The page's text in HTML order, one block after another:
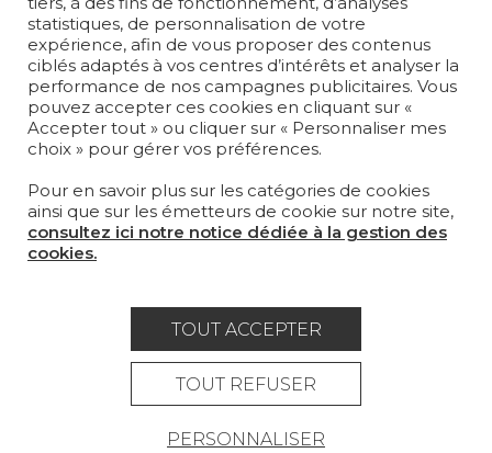
TAPIS ET MOQUETTES
MOBILIER
PROJETS
SUR-MESURE
MAGAZINE
LA MAISON
statistiques, de personnalisation de votre
expérience, afin de vous proposer des contenus
ciblés adaptés à vos centres d’intérêts et analyser la
performance de nos campagnes publicitaires. Vous
pouvez accepter ces cookies en cliquant sur «
Accepter tout » ou cliquer sur « Personnaliser mes
choix » pour gérer vos préférences.
Pour en savoir plus sur les catégories de cookies
ainsi que sur les émetteurs de cookie sur notre site,
consultez ici notre notice dédiée à la gestion des
cookies.
TOUT ACCEPTER
TOUT REFUSER
PERSONNALISER